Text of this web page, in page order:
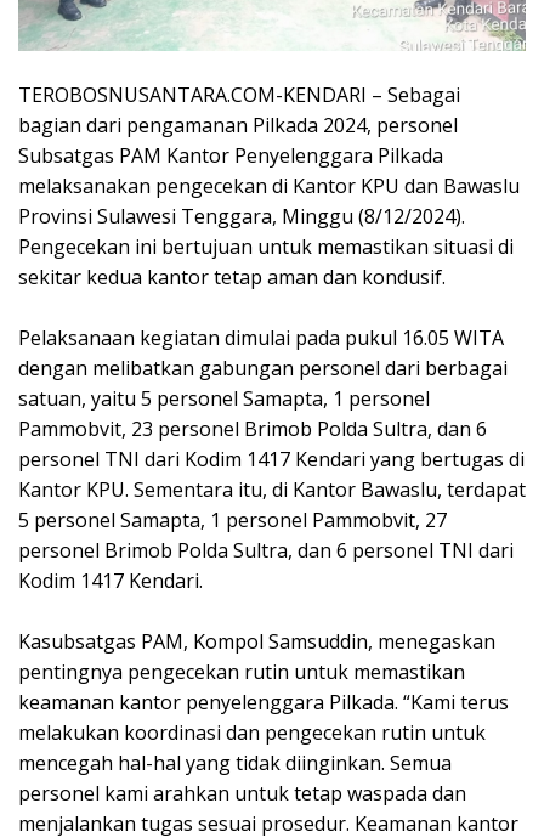
TEROBOSNUSANTARA.COM-KENDARI – Sebagai
bagian dari pengamanan Pilkada 2024, personel
Subsatgas PAM Kantor Penyelenggara Pilkada
melaksanakan pengecekan di Kantor KPU dan Bawaslu
Provinsi Sulawesi Tenggara, Minggu (8/12/2024).
Pengecekan ini bertujuan untuk memastikan situasi di
sekitar kedua kantor tetap aman dan kondusif.
Pelaksanaan kegiatan dimulai pada pukul 16.05 WITA
dengan melibatkan gabungan personel dari berbagai
satuan, yaitu 5 personel Samapta, 1 personel
Pammobvit, 23 personel Brimob Polda Sultra, dan 6
personel TNI dari Kodim 1417 Kendari yang bertugas di
Kantor KPU. Sementara itu, di Kantor Bawaslu, terdapat
5 personel Samapta, 1 personel Pammobvit, 27
personel Brimob Polda Sultra, dan 6 personel TNI dari
Kodim 1417 Kendari.
Kasubsatgas PAM, Kompol Samsuddin, menegaskan
pentingnya pengecekan rutin untuk memastikan
keamanan kantor penyelenggara Pilkada. “Kami terus
melakukan koordinasi dan pengecekan rutin untuk
mencegah hal-hal yang tidak diinginkan. Semua
personel kami arahkan untuk tetap waspada dan
menjalankan tugas sesuai prosedur. Keamanan kantor